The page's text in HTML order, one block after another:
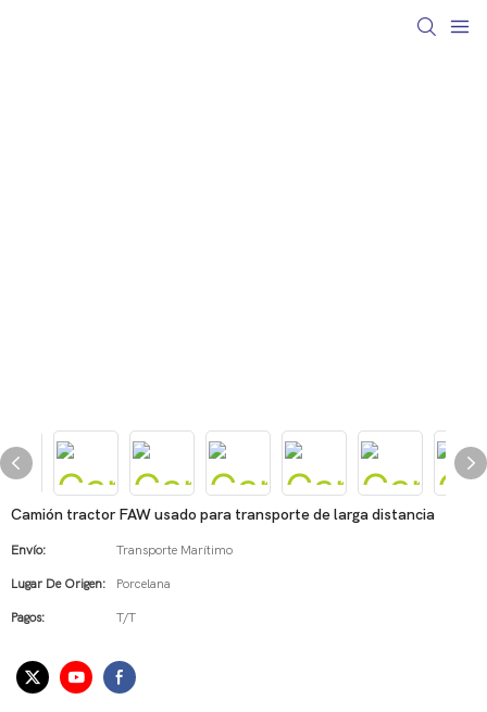
Camión tractor FAW usado para transporte de larga distancia
Envío: Transporte Marítimo
Lugar De Origen: Porcelana
Pagos: T/T